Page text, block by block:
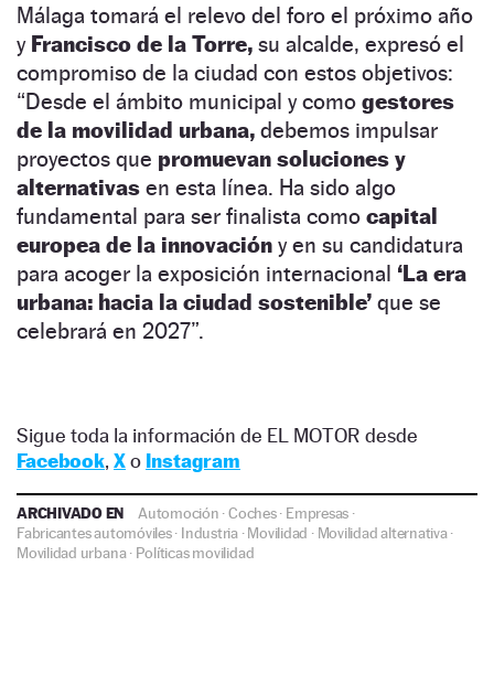
Málaga tomará el relevo del foro el próximo año
y Francisco de la Torre, su alcalde, expresó el
compromiso de la ciudad con estos objetivos:
“Desde el ámbito municipal y como gestores
de la movilidad urbana, debemos impulsar
proyectos que promuevan soluciones y
alternativas en esta línea. Ha sido algo
fundamental para ser finalista como capital
europea de la innovación y en su candidatura
para acoger la exposición internacional ‘La era
urbana: hacia la ciudad sostenible’ que se
celebrará en 2027”.
Sigue toda la información de EL MOTOR desde
Facebook, Xo Instagram
ARCHIVADO EN Automoción ·Coches· Empresas ·
Fabricantes automóviles· Industria·Movilidad · Movilidad alternativa·
Movilidad urbana· Políticas movilidad